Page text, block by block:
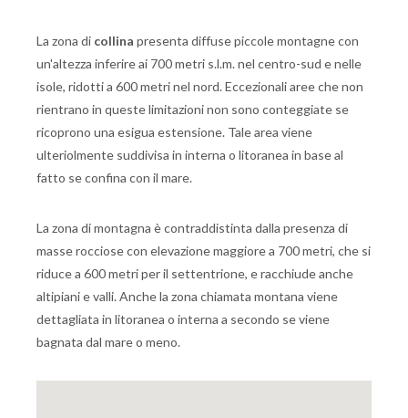
La zona di collina presenta diffuse piccole montagne con
un'altezza inferire ai 700 metri s.l.m. nel centro-sud e nelle
isole, ridotti a 600 metri nel nord. Eccezionali aree che non
rientrano in queste limitazioni non sono conteggiate se
ricoprono una esigua estensione. Tale area viene
ulteriolmente suddivisa in interna o litoranea in base al
fatto se confina con il mare.
La zona di montagna è contraddistinta dalla presenza di
masse rocciose con elevazione maggiore a 700 metri, che si
riduce a 600 metri per il settentrione, e racchiude anche
altipiani e valli. Anche la zona chiamata montana viene
dettagliata in litoranea o interna a secondo se viene
bagnata dal mare o meno.